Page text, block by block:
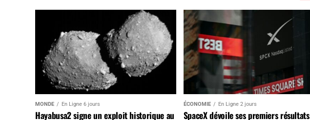
MONDE En Ligne 6 jours
Hayabusa2 signe un exploit historique au
ÉCONOMIE En Ligne 2 jours
SpaceX dévoile ses premiers résultats